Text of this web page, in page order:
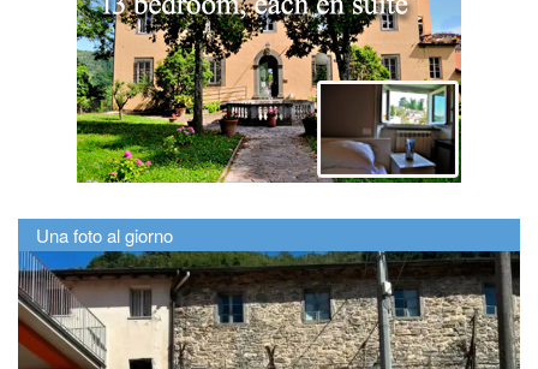
Una foto al giorno